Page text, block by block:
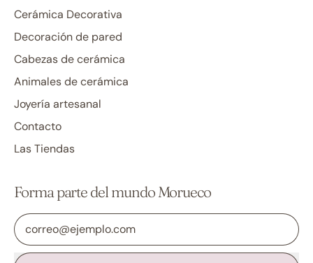
Cerámica Decorativa
Decoración de pared
Cabezas de cerámica
Animales de cerámica
Joyería artesanal
Contacto
Las Tiendas
Forma parte del mundo Morueco
Dirección de correo electrónico